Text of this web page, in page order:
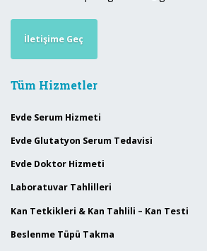
İletişime Geç
Tüm Hizmetler
Evde Serum Hizmeti
Evde Glutatyon Serum Tedavisi
Evde Doktor Hizmeti
Laboratuvar Tahlilleri
Kan Tetkikleri & Kan Tahlili – Kan Testi
Beslenme Tüpü Takma